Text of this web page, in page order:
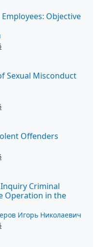
Objective
Sexual Misconduct
Offenders
Criminal
Operation in the
Игорь Николаевич